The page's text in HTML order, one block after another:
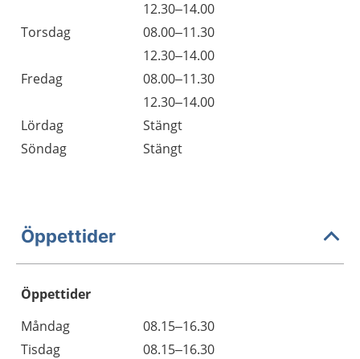
12.30–14.00
Torsdag
08.00–11.30
12.30–14.00
Fredag
08.00–11.30
12.30–14.00
Lördag
Stängt
Söndag
Stängt
Öppettider
Öppettider
Dag
Öppettider
Kommentarer
Måndag
08.15–16.30
Tisdag
08.15–16.30